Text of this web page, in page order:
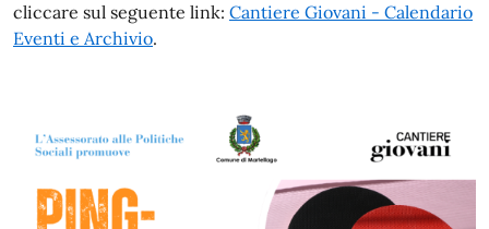
cliccare sul seguente link: Cantiere Giovani - Calendario
Eventi e Archivio.